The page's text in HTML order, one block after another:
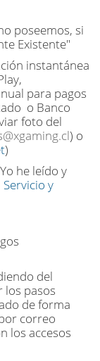
poseemos, si
Existente"
instantánea
para pagos
o Banco
foto del
) o
)
he leído y
y
del
los pasos
de forma
correo
los accesos